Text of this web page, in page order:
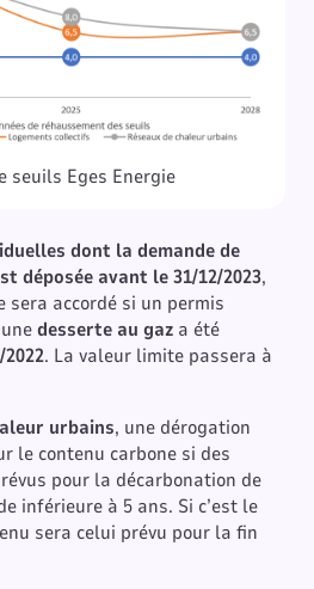
seuils Eges Energie
dont la demande de
déposée avant le 31/12/2023,
accordé si un permis
desserte au gaz a été
. La valeur limite passera à
urbains, une dérogation
le contenu carbone si des
pour la décarbonation de
inférieure à 5 ans. Si c’est le
sera celui prévu pour la fin